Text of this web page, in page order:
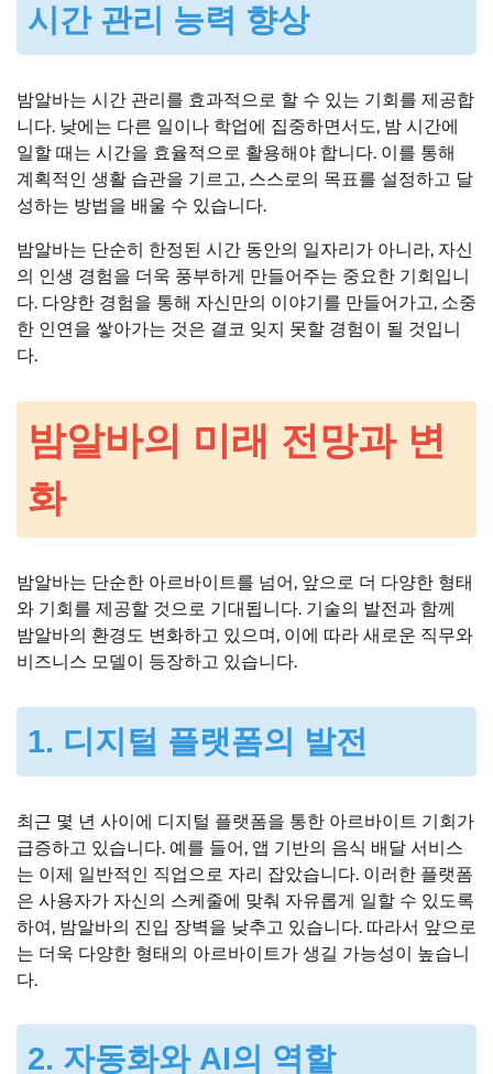
시간 관리 능력 향상
밤알바는 시간 관리를 효과적으로 할 수 있는 기회를 제공합
니다. 낮에는 다른 일이나 학업에 집중하면서도, 밤 시간에
일할 때는 시간을 효율적으로 활용해야 합니다. 이를 통해
계획적인 생활 습관을 기르고, 스스로의 목표를 설정하고 달
성하는 방법을 배울 수 있습니다.
밤알바는 단순히 한정된 시간 동안의 일자리가 아니라, 자신
의 인생 경험을 더욱 풍부하게 만들어주는 중요한 기회입니
다. 다양한 경험을 통해 자신만의 이야기를 만들어가고, 소중
한 인연을 쌓아가는 것은 결코 잊지 못할 경험이 될 것입니
다.
밤알바의 미래 전망과 변
화
밤알바는 단순한 아르바이트를 넘어, 앞으로 더 다양한 형태
와 기회를 제공할 것으로 기대됩니다. 기술의 발전과 함께
밤알바의 환경도 변화하고 있으며, 이에 따라 새로운 직무와
비즈니스 모델이 등장하고 있습니다.
1. 디지털 플랫폼의 발전
최근 몇 년 사이에 디지털 플랫폼을 통한 아르바이트 기회가
급증하고 있습니다. 예를 들어, 앱 기반의 음식 배달 서비스
는 이제 일반적인 직업으로 자리 잡았습니다. 이러한 플랫폼
은 사용자가 자신의 스케줄에 맞춰 자유롭게 일할 수 있도록
하여, 밤알바의 진입 장벽을 낮추고 있습니다. 따라서 앞으로
는 더욱 다양한 형태의 아르바이트가 생길 가능성이 높습니
다.
2. 자동화와 AI의 역할